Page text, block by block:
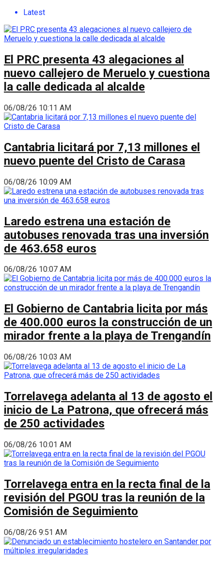
Latest
El PRC presenta 43 alegaciones al
nuevo callejero de Meruelo y cuestiona
la calle dedicada al alcalde
06/08/26 10:11 AM
Cantabria licitará por 7,13 millones el
nuevo puente del Cristo de Carasa
06/08/26 10:09 AM
Laredo estrena una estación de
autobuses renovada tras una inversión
de 463.658 euros
06/08/26 10:07 AM
El Gobierno de Cantabria licita por más
de 400.000 euros la construcción de un
mirador frente a la playa de Trengandín
06/08/26 10:03 AM
Torrelavega adelanta al 13 de agosto el
inicio de La Patrona, que ofrecerá más
de 250 actividades
06/08/26 10:01 AM
Torrelavega entra en la recta final de la
revisión del PGOU tras la reunión de la
Comisión de Seguimiento
06/08/26 9:51 AM